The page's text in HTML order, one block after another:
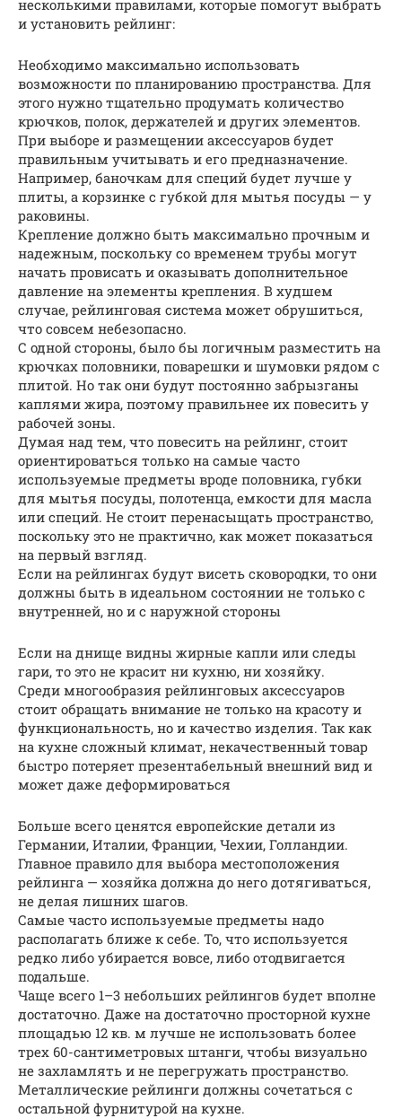
несколькими правилами, которые помогут выбрать
и установить рейлинг:
Необходимо максимально использовать
возможности по планированию пространства. Для
этого нужно тщательно продумать количество
крючков, полок, держателей и других элементов.
При выборе и размещении аксессуаров будет
правильным учитывать и его предназначение.
Например, баночкам для специй будет лучше у
плиты, а корзинке с губкой для мытья посуды — у
раковины.
Крепление должно быть максимально прочным и
надежным, поскольку со временем трубы могут
начать провисать и оказывать дополнительное
давление на элементы крепления. В худшем
случае, рейлинговая система может обрушиться,
что совсем небезопасно.
С одной стороны, было бы логичным разместить на
крючках половники, поварешки и шумовки рядом с
плитой. Но так они будут постоянно забрызганы
каплями жира, поэтому правильнее их повесить у
рабочей зоны.
Думая над тем, что повесить на рейлинг, стоит
ориентироваться только на самые часто
используемые предметы вроде половника, губки
для мытья посуды, полотенца, емкости для масла
или специй. Не стоит перенасыщать пространство,
поскольку это не практично, как может показаться
на первый взгляд.
Если на рейлингах будут висеть сковородки, то они
должны быть в идеальном состоянии не только с
внутренней, но и с наружной стороны
Если на днище видны жирные капли или следы
гари, то это не красит ни кухню, ни хозяйку.
Среди многообразия рейлинговых аксессуаров
стоит обращать внимание не только на красоту и
функциональность, но и качество изделия. Так как
на кухне сложный климат, некачественный товар
быстро потеряет презентабельный внешний вид и
может даже деформироваться
Больше всего ценятся европейские детали из
Германии, Италии, Франции, Чехии, Голландии.
Главное правило для выбора местоположения
рейлинга — хозяйка должна до него дотягиваться,
не делая лишних шагов.
Самые часто используемые предметы надо
располагать ближе к себе. То, что используется
редко либо убирается вовсе, либо отодвигается
подальше.
Чаще всего 1–3 небольших рейлингов будет вполне
достаточно. Даже на достаточно просторной кухне
площадью 12 кв. м лучше не использовать более
трех 60-сантиметровых штанги, чтобы визуально
не захламлять и не перегружать пространство.
Металлические рейлинги должны сочетаться с
остальной фурнитурой на кухне.